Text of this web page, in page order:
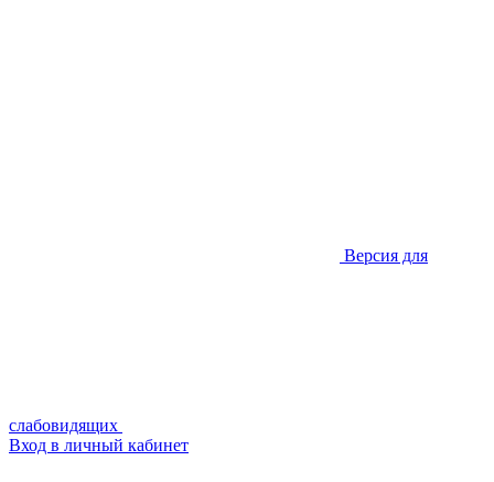
Версия для
слабовидящих
Вход в личный кабинет